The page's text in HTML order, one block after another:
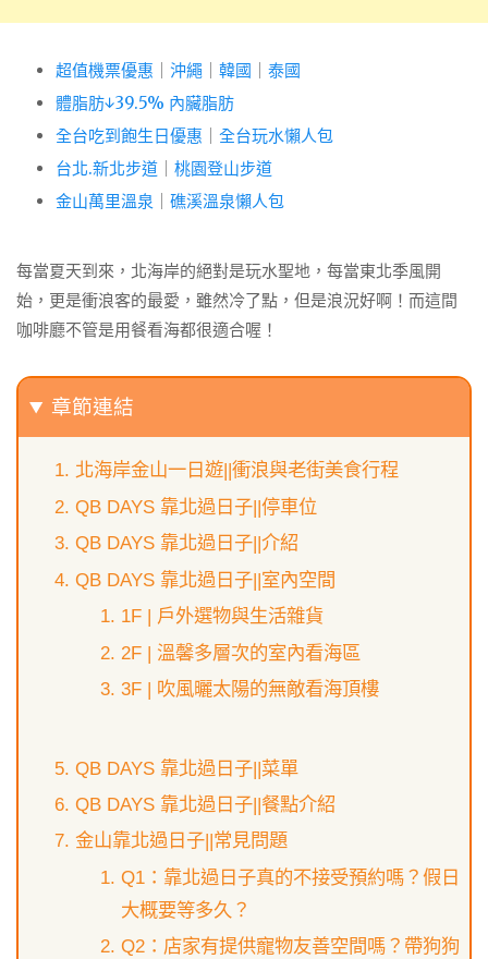
超值機票優惠 沖繩 韓國
泰國
體脂肪↓39.5% 內臟脂肪
全台吃到飽生日優惠
全台玩水懶人包
台北.新北步道
桃園登山步道
金山萬里溫泉
礁溪溫泉懶人包
每當夏天到來，北海岸的絕對是玩水聖地，每當東北季風開
始，更是衝浪客的最愛，雖然冷了點，但是浪況好啊！而這間
咖啡廳不管是用餐看海都很適合喔！
章節連結
北海岸金山一日遊||衝浪與老街美食行程
QB DAYS 靠北過日子||停車位
QB DAYS 靠北過日子||介紹
QB DAYS 靠北過日子||室內空間
1F | 戶外選物與生活雜貨
2F | 溫馨多層次的室內看海區
3F | 吹風曬太陽的無敵看海頂樓
QB DAYS 靠北過日子||菜單
QB DAYS 靠北過日子||餐點介紹
金山靠北過日子||常見問題
Q1：靠北過日子真的不接受預約嗎？假日
大概要等多久？
Q2：店家有提供寵物友善空間嗎？帶狗狗